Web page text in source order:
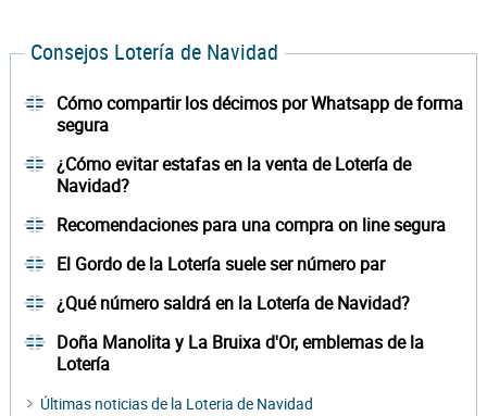
Consejos Lotería de Navidad
Cómo compartir los décimos por Whatsapp de forma
segura
¿Cómo evitar estafas en la venta de Lotería de
Navidad?
Recomendaciones para una compra on line segura
El Gordo de la Lotería suele ser número par
¿Qué número saldrá en la Lotería de Navidad?
Doña Manolita y La Bruixa d'Or, emblemas de la
Lotería
Últimas noticias de la Loteria de Navidad